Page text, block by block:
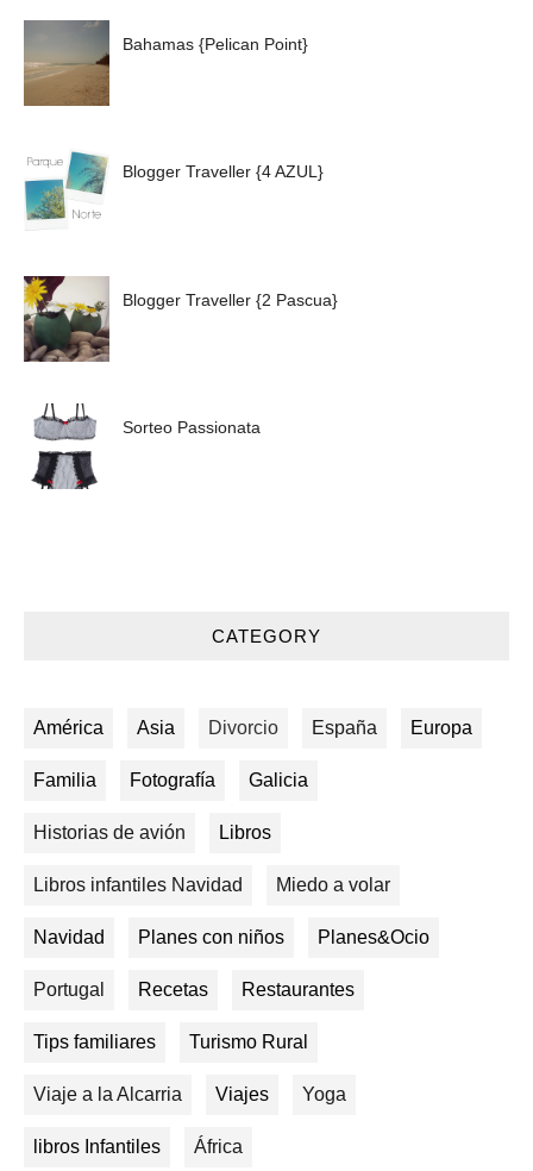
Bahamas {Pelican Point}
Blogger Traveller {4 AZUL}
Blogger Traveller {2 Pascua}
Sorteo Passionata
CATEGORY
América Asia Divorcio España Europa
Familia Fotografía Galicia
Historias de avión Libros
Libros infantiles Navidad Miedo a volar
Navidad Planes con niños Planes&Ocio
Portugal Recetas Restaurantes
Tips familiares Turismo Rural
Viaje a la Alcarria Viajes Yoga
libros Infantiles África